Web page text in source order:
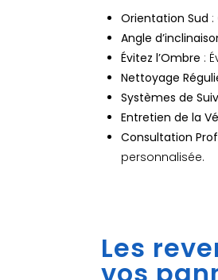
Orientation Sud
Angle
Évitez l’Ombre :
Nettoyage
Systèmes de
Entretien de la
Consultation
personnalisée.
Les